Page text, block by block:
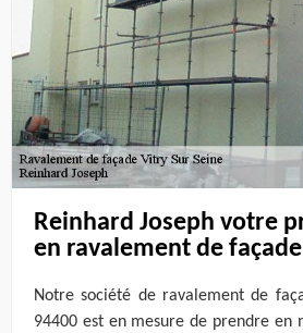
Reinhard Joseph votre
en ravalement de façade
Notre société de ravalement de
94400 est en mesure de prendre en